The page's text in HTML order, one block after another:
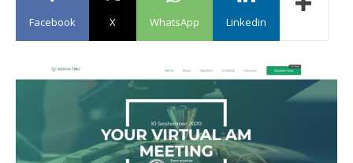
Facebook X WhatsApp Linkedin